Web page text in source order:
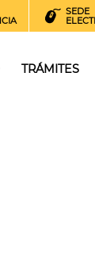
SEDE
TRÁMITES